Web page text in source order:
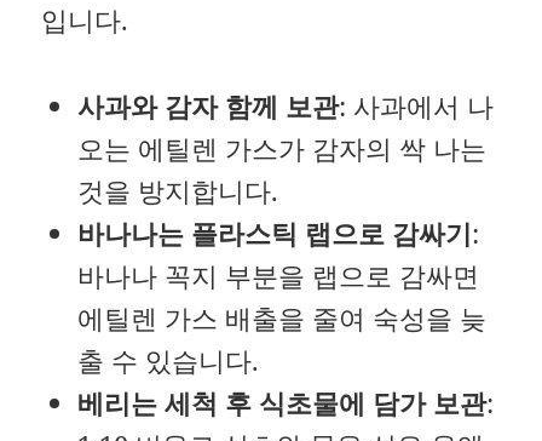
입니다.
사과와 감자 함께 보관: 사과에서 나
오는 에틸렌 가스가 감자의 싹 나는
것을 방지합니다.
바나나는 플라스틱 랩으로 감싸기:
바나나 꼭지 부분을 랩으로 감싸면
에틸렌 가스 배출을 줄여 숙성을 늦
출 수 있습니다.
베리는 세척 후 식초물에 담가 보관: